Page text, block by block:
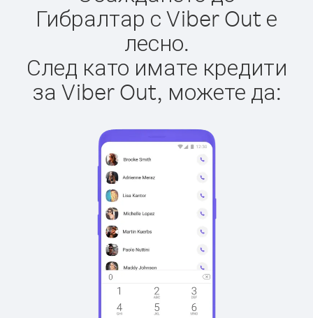
Гибралтар с Viber Out е
лесно.
След като имате кредити
за Viber Out, можете да: